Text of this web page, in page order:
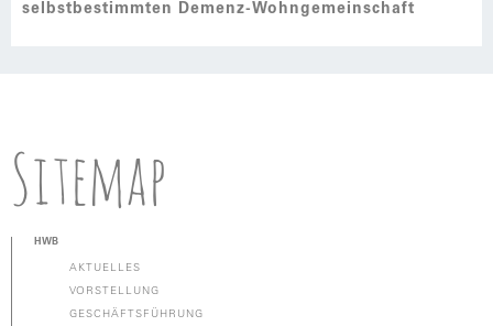
selbstbestimmten Demenz-Wohngemeinschaft
Sitemap
HWB
AKTUELLES
VORSTELLUNG
GESCHÄFTSFÜHRUNG